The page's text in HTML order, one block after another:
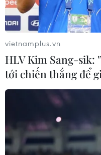
vietnamplus.vn
HLV Kim Sang-sik:
tới chiến thắng để